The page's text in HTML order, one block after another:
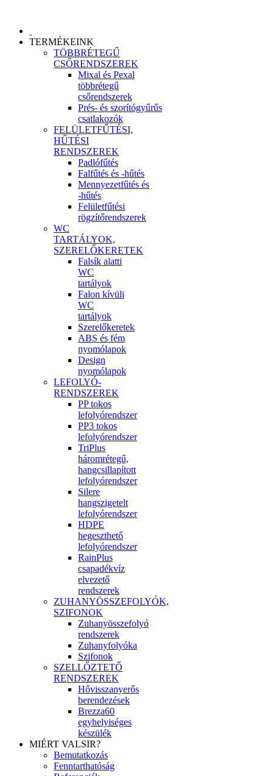
TERMÉKEINK
TÖBBRÉTEGŰ
CSŐRENDSZEREK
Mixal és Pexal
többrétegű
csőrendszerek
Prés- és szorítógyűrűs
csatlakozók
FELÜLETFŰTÉSI,
HŰTÉSI
RENDSZEREK
Padlófűtés
Falfűtés és -hűtés
Mennyezetfűtés és
-hűtés
Felületfűtési
rögzítőrendszerek
WC
TARTÁLYOK,
SZERELŐKERETEK
Falsík alatti
WC
tartályok
Falon kívüli
WC
tartályok
Szerelőkeretek
ABS és fém
nyomólapok
Design
nyomólapok
LEFOLYÓ-
RENDSZEREK
PP tokos
lefolyórendszer
PP3 tokos
lefolyórendszer
TriPlus
háromrétegű,
hangcsillapított
lefolyórendszer
Silere
hangszigetelt
lefolyórendszer
HDPE
hegeszthető
lefolyórendszer
RainPlus
csapadékvíz
elvezető
rendszerek
ZUHANYÖSSZEFOLYÓK,
SZIFONOK
Zuhanyösszefolyó
rendszerek
Zuhanyfolyóka
Szifonok
SZELLŐZTETŐ
RENDSZEREK
Hővisszanyerős
berendezések
Brezza60
egyhelyiséges
készülék
MIÉRT VALSIR?
Bemutatkozás
Fenntarthatóság